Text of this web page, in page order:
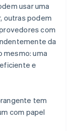
usar uma
outras podem
com
da
mesmo: uma
e
tem
com papel